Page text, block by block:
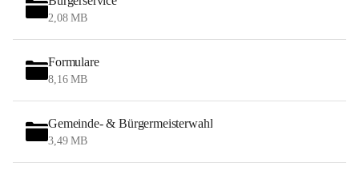
2,08 MB
Formulare
8,16 MB
Gemeinde- & Bürgermeisterwahl
3,49 MB